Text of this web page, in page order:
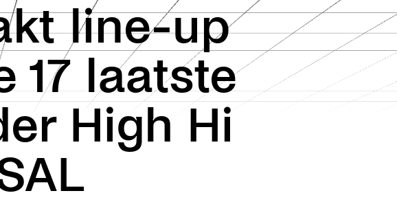
line-up
17 laatste
High Hi